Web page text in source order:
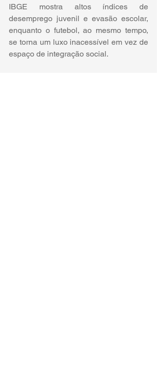
IBGE mostra altos índices de
desemprego juvenil e evasão escolar,
enquanto o futebol, ao mesmo tempo,
se torna um luxo inacessível em vez de
espaço de integração social.